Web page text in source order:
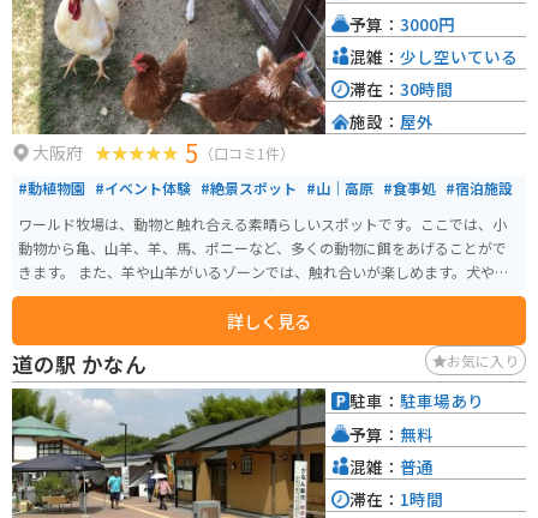
点在しています。道の駅で休憩を取りながら、奈良の自然と歴史を満喫して
みてはいかがでしょうか。
大阪府 5 （口コミ1件）
#動植物園 #イベント体験 #絶景スポット #山｜高原 #食事処 #宿泊施設
ワールド牧場は、動物と触れ合える素晴らしいスポットです。ここでは、小
動物から亀、山羊、羊、馬、ポニーなど、多くの動物に餌をあげることがで
きます。 また、羊や山羊がいるゾーンでは、触れ合いが楽しめます。犬や猫
との触れ合いスペースもあり、さらに犬の散歩体験やウサギのお散歩体験も
できます。自分のペットを連れて行くこともできますし、小さいですがドッ
グランもあるので、おすすめで。
詳しく見る
予算： 3000円
混雑： 少し空いている
滞在： 30時間
施設： 屋外
道の駅 かなん お気に入り
駐車： 駐車場あり
予算： 無料
混雑： 普通
滞在： 1時間